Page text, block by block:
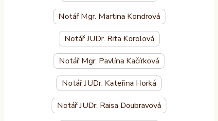
Notář Mgr. Martina Kondrová
Notář JUDr. Rita Korolová
Notář Mgr. Pavlína Kačírková
Notář JUDr. Kateřina Horká
Notář JUDr. Raisa Doubravová